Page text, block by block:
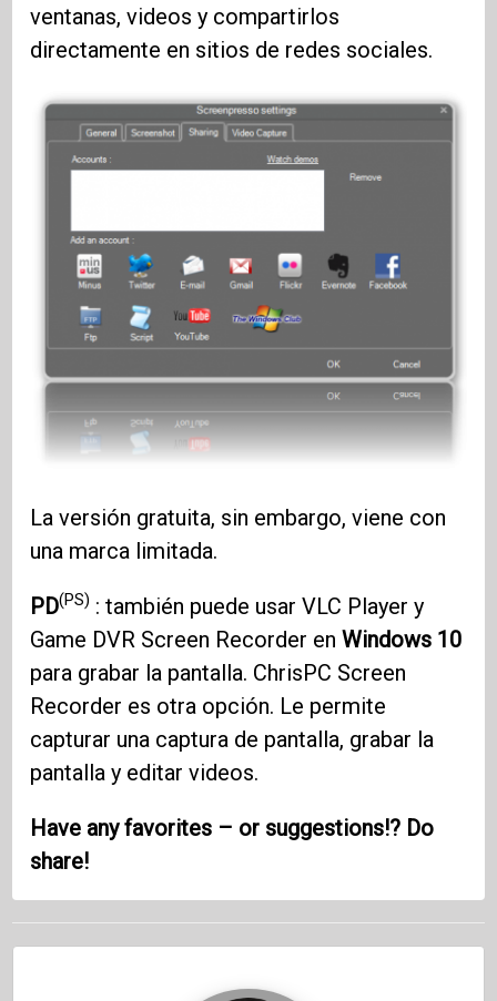
ventanas, videos y compartirlos
directamente en sitios de redes sociales.
La versión gratuita, sin embargo, viene con
una marca limitada.
PD(PS) : también puede usar VLC Player y
Game DVR Screen Recorder enWindows 10
para grabar la pantalla. ChrisPC Screen
Recorder es otra opción. Le permite
capturar una captura de pantalla, grabar la
pantalla y editar videos.
Have any favorites – or suggestions!? Do
share!